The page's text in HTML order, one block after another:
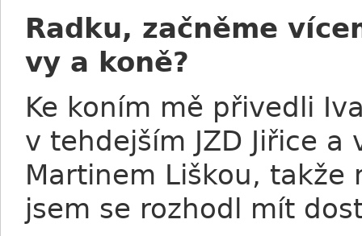
Radku, začněme
vy a koně?
Ke koním mě přivedli
v tehdejším JZD Jiřice
Martinem Liškou,
jsem se rozhodl mít